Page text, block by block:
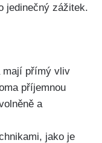
jedinečný zážitek.
mají přímý vliv
příjemnou
a
jako⁢ je